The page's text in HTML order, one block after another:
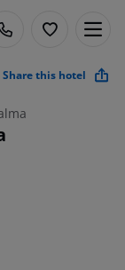
Share this hotel